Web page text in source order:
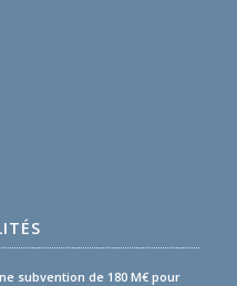
subvention de 180 M€ pour